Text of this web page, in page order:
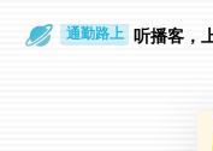
通勤路上 听播客，